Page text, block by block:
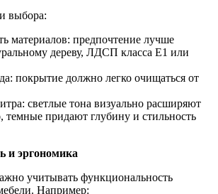
выбора:
материалов: предпочтение лучше
дереву, ЛДСП класса E1 или
покрытие должно легко очищаться от
светлые тона визуально расширяют
темные придают глубину и стильность
и эргономика
учитывать функциональность
Например: